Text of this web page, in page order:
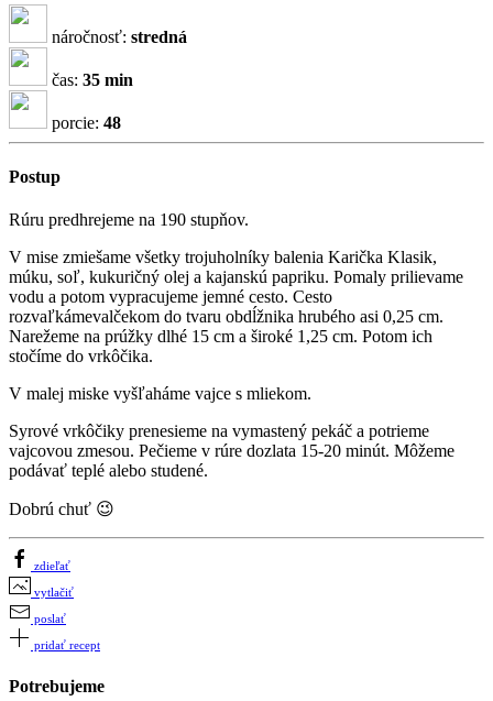
náročnosť: stredná
čas: 35 min
porcie: 48
Postup
Rúru predhrejeme na 190 stupňov.
V mise zmiešame všetky trojuholníky balenia Karička Klasik,
múku, soľ, kukuričný olej a kajanskú papriku. Pomaly prilievame
vodu a potom vypracujeme jemné cesto. Cesto
rozvaľkámevalčekom do tvaru obdĺžnika hrubého asi 0,25 cm.
Narežeme na prúžky dlhé 15 cm a široké 1,25 cm. Potom ich
stočíme do vrkôčika.
V malej miske vyšľaháme vajce s mliekom.
Syrové vrkôčiky prenesieme na vymastený pekáč a potrieme
vajcovou zmesou. Pečieme v rúre dozlata 15-20 minút. Môžeme
podávať teplé alebo studené.
Dobrú chuť 😉
zdieľať
vytlačiť
poslať
pridať recept
Potrebujeme